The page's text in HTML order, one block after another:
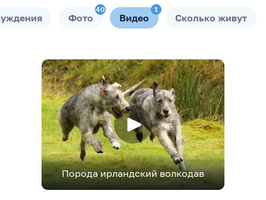
Фото
40
Видео
1
Сколько живут
Порода ирландский волкодав